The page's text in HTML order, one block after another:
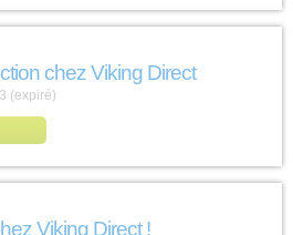
chez Viking Direct
(expiré)
Viking Direct !